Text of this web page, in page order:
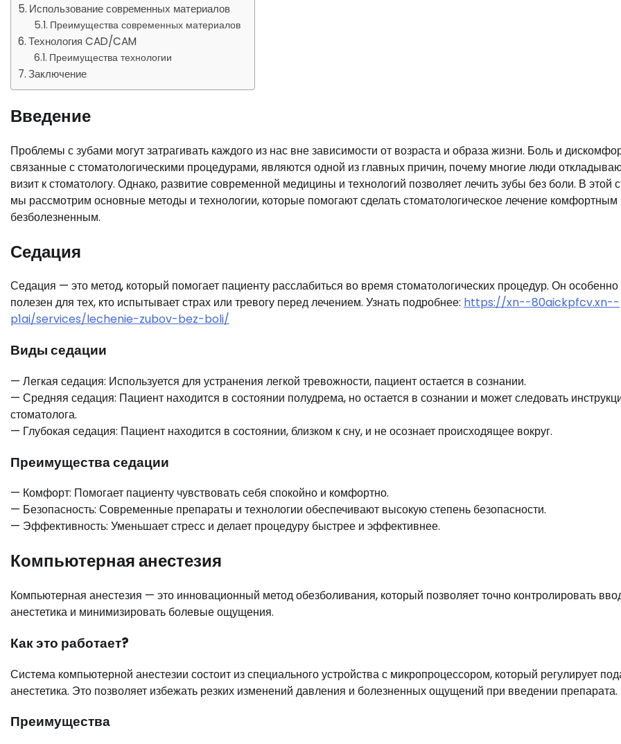
Использование современных материалов
Преимущества современных материалов
Технология CAD/CAM
Преимущества технологии
Заключение
Введение
Проблемы с зубами могут затрагивать каждого из нас вне зависимости от возраста и образа жизни. Боль и
связанные с стоматологическими процедурами, являются одной из главных причин, почему многие люди
визит к стоматологу. Однако, развитие современной медицины и технологий позволяет лечить зубы без боли. В этой
мы рассмотрим основные методы и технологии, которые помогают сделать стоматологическое лечение комфортным
безболезненным.
Седация
Седация — это метод, который помогает пациенту расслабиться во время стоматологических процедур. Он особенно
полезен для тех, кто испытывает страх или тревогу перед лечением. Узнать подробнее: https://xn--80aickpfcv.xn--
p1ai/services/lechenie-zubov-bez-boli/
Виды седации
— Легкая седация: Используется для устранения легкой тревожности, пациент остается в сознании.
— Средняя седация: Пациент находится в состоянии полудрема, но остается в сознании и может следовать
стоматолога.
— Глубокая седация: Пациент находится в состоянии, близком к сну, и не осознает происходящее вокруг.
Преимущества седации
— Комфорт: Помогает пациенту чувствовать себя спокойно и комфортно.
— Безопасность: Современные препараты и технологии обеспечивают высокую степень безопасности.
— Эффективность: Уменьшает стресс и делает процедуру быстрее и эффективнее.
Компьютерная анестезия
Компьютерная анестезия — это инновационный метод обезболивания, который позволяет точно контролировать
анестетика и минимизировать болевые ощущения.
Как это работает?
Система компьютерной анестезии состоит из специального устройства с микропроцессором, который регулирует
анестетика. Это позволяет избежать резких изменений давления и болезненных ощущений при введении препарата.
Преимущества